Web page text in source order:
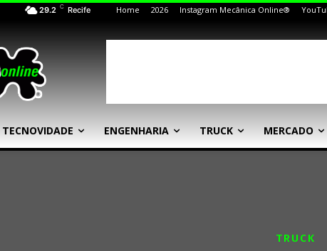
29.2 C Recife Home 2026 Instagram Mecânica Online®
TECNOVIDADE ENGENHARIA TRUCK MERCADO
TRUCK